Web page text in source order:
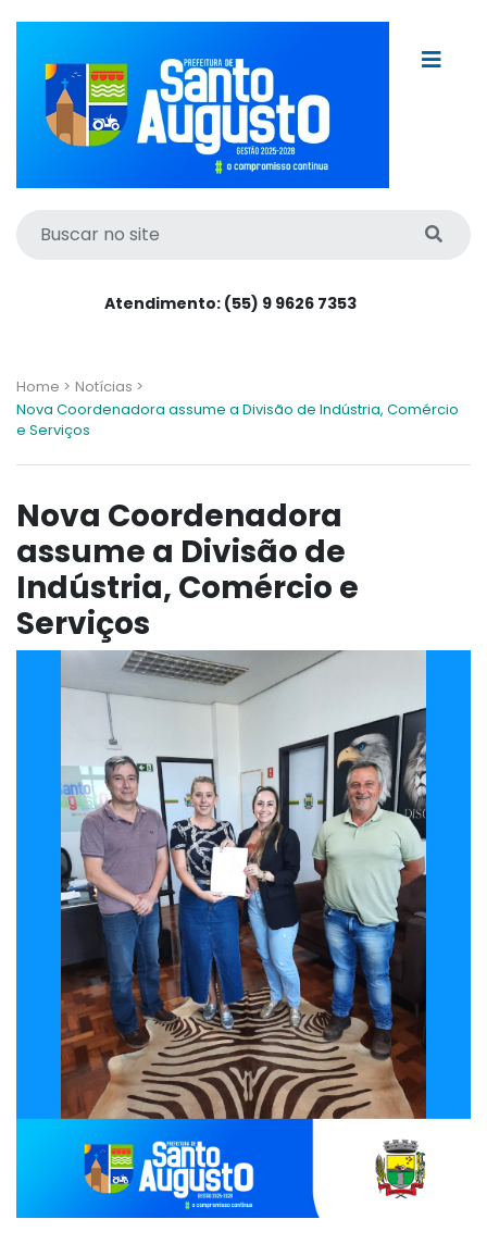
Atendimento: (55) 9 9626 7353
Home > Notícias >
Nova Coordenadora assume a Divisão de Indústria, Comércio
e Serviços
Nova Coordenadora
assume a Divisão de
Indústria, Comércio e
Serviços